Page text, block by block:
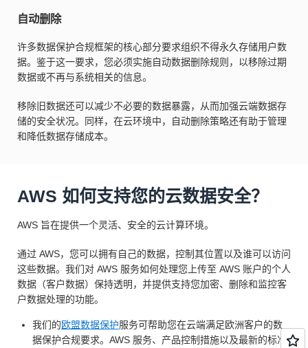
自动删除
许多数据保护合规框架的核心部分要求组织不得永久存储用户数
据。鉴于这一要求，您必须实施自动数据删除规则，以移除过期
数据或不再与系统相关的信息。
移除旧数据还可以减少不必要的数据暴露，从而加强云端数据存
储的安全状况。同样，在云环境中，自动删除策略还有助于管理
和降低数据存储成本。
AWS 如何支持您的云数据安全？
AWS 旨在提供一个灵活、安全的云计算环境。
通过 AWS，您可以拥有自己的数据，控制其位置以及谁可以访问
这些数据。我们对 AWS 服务如何处理您上传至 AWS 账户的个人
数据（客户数据）保持透明，并提供支持您加密、删除和监控客
户数据处理的功能。
我们的欧盟数据保护服务可帮助您在云端满足欧洲客户的数
据保护合规要求。AWS 服务、产品控制措施以及最新的标准